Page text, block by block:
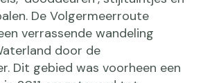
De Volgermeerroute
verrassende wandeling
door de
Dit gebied was voorheen een